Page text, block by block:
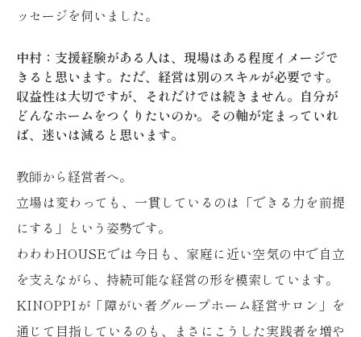
ッセージを伺いました。
中村：支援経験がある人は、現場はある程度イメージで
きると思います。ただ、経営は別のスキルが必要です。
収益性は大切ですが、それだけでは続きません。自分が
どんなホームをつくりたいのか。その軸が定まっていれ
ば、迷いは減ると思います。
教師から経営者へ。
立場は変わっても、一貫しているのは「できる力を前提
にする」という姿勢です。
わわわHOUSEでは今日も、家庭に近い空気の中で自立
を支えながら、持続可能な経営の形を模索しています。
KINOPPIが「障がい者グループホーム経営サロン」を
通じて目指しているのも、まさにこうした実践者を増や